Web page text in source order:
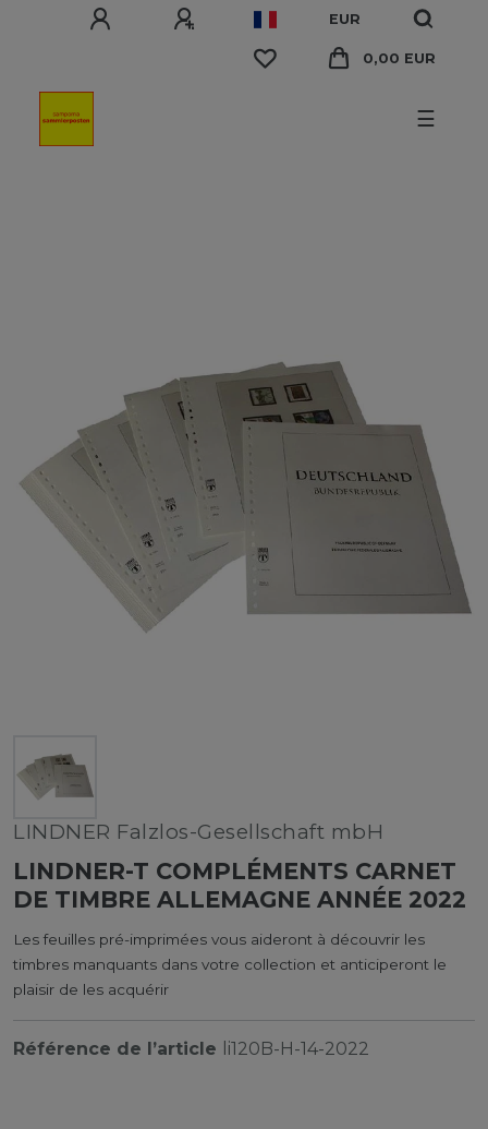
EUR
0,00 EUR
☰
LINDNER Falzlos-Gesellschaft mbH
LINDNER-T COMPLÉMENTS CARNET
DE TIMBRE ALLEMAGNE ANNÉE 2022
Les feuilles pré-imprimées vous aideront à découvrir les
timbres manquants dans votre collection et anticiperont le
plaisir de les acquérir
Référence de l’article li120B-H-14-2022